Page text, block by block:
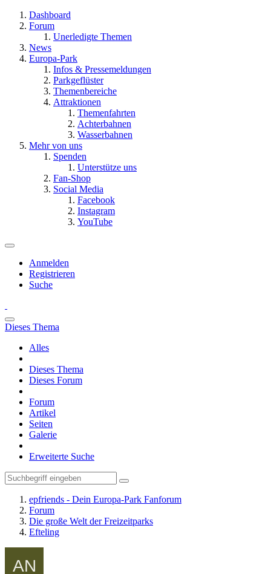
Dashboard
Forum
Unerledigte Themen
News
Europa-Park
Infos & Pressemeldungen
Parkgeflüster
Themenbereiche
Attraktionen
Themenfahrten
Achterbahnen
Wasserbahnen
Mehr von uns
Spenden
Unterstütze uns
Fan-Shop
Social Media
Facebook
Instagram
YouTube
Anmelden
Registrieren
Suche
Dieses Thema
Alles
Dieses Thema
Dieses Forum
Forum
Artikel
Seiten
Galerie
Erweiterte Suche
epfriends - Dein Europa-Park Fanforum
Forum
Die große Welt der Freizeitparks
Efteling